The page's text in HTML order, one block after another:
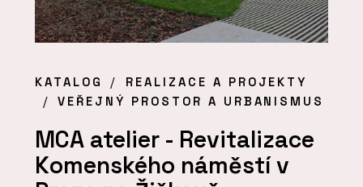
KATALOG
REALIZACE A PROJEKTY
VEŘEJNÝ PROSTOR A URBANISMUS
MCA atelier - Revitalizace
Komenského náměstí v